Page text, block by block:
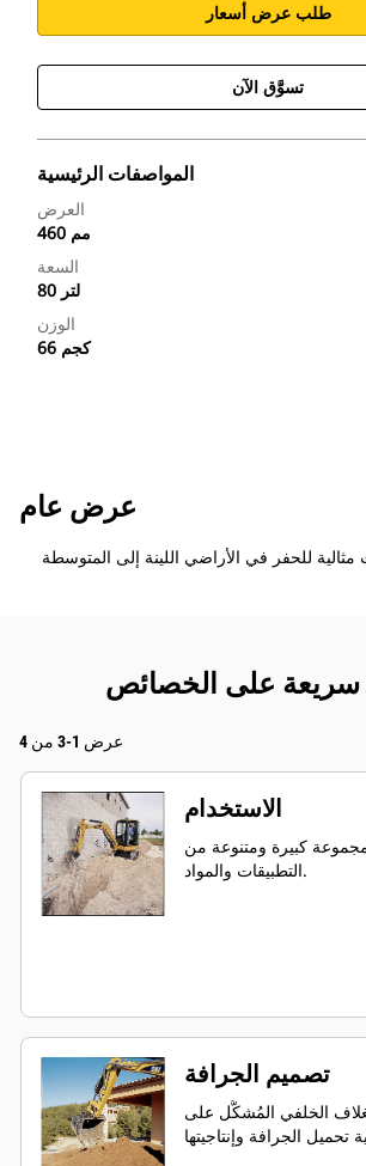
طلب عرض أسعار
تسوَّق الآن
المواصفات الرئيسية
العرض
460 مم
السعة
80 لتر
الوزن
66 كجم
عرض عام
سريعة على الخصائص
عرض 1-3 من 4
الاستخدام
كبيرة ومتنوعة من
التطبيقات والمواد.
تصميم الجرافة
الخلفي المُشكَّل على